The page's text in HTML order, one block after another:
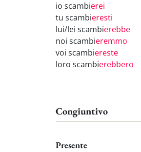
io scambierei
tu scambieresti
lui/lei scambierebbe
noi scambieremmo
voi scambiereste
loro scambierebbero
Congiuntivo
Presente